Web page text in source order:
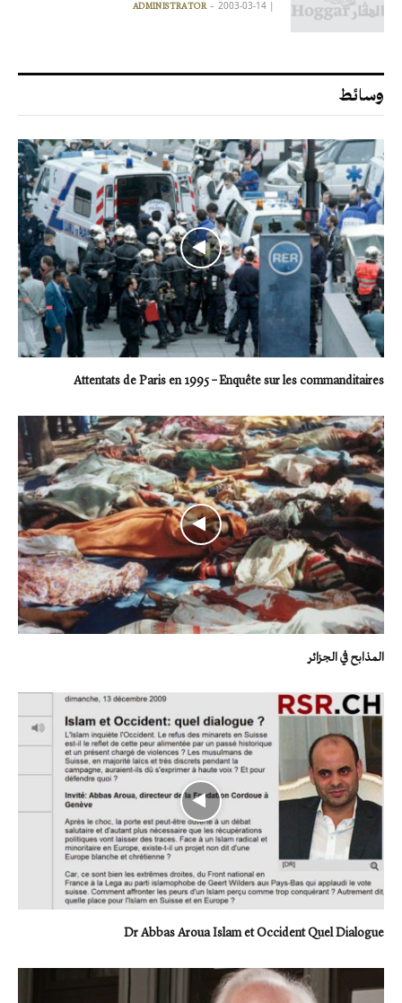
|
ADMINISTRATOR 2003-03-14
وسائط
Attentats de Paris en 1995 – Enquête sur les commanditaires
المذابح في الجزائر
Dr Abbas Aroua Islam et Occident Quel Dialogue